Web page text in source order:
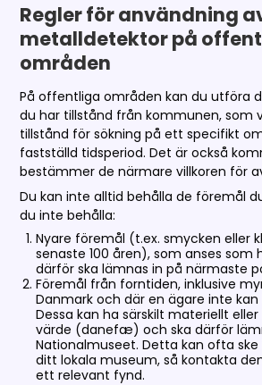
Regler för användning
metalldetektor på
områden
På offentliga områden kan du utföra
du har tillstånd från kommunen, som
tillstånd för sökning på ett specifikt
fastställd tidsperiod. Det är också
bestämmer de närmare villkoren för
Du kan inte alltid behålla de föremål
du inte behålla:
Nyare föremål (t.ex. smycken eller
senaste 100 åren), som anses som
därför ska lämnas in på närmaste
Föremål från forntiden, inklusive
Danmark och där en ägare inte
Dessa kan ha särskilt materiellt
värde (danefæ) och ska därför
Nationalmuseet. Detta kan ofta
ditt lokala museum, så kontakta
ett relevant fynd.